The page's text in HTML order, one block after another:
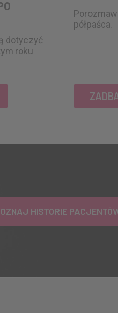
dotyczyć
roku
półpaśca.
HISTORIE